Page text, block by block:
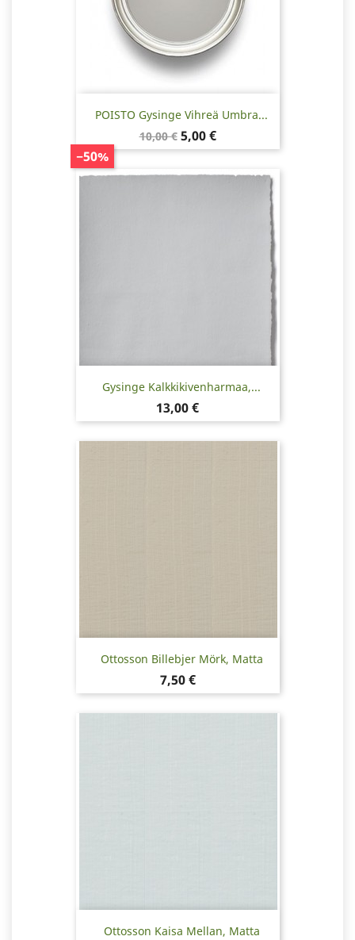
POISTO Gysinge Vihreä Umbra...
Normaalihinta
10,00 €
−50%
Hinta
5,00 €
Gysinge Kalkkikivenharmaa,...
Hinta
13,00 €
Ottosson Billebjer Mörk, Matta
Hinta
7,50 €
Ottosson Kaisa Mellan, Matta